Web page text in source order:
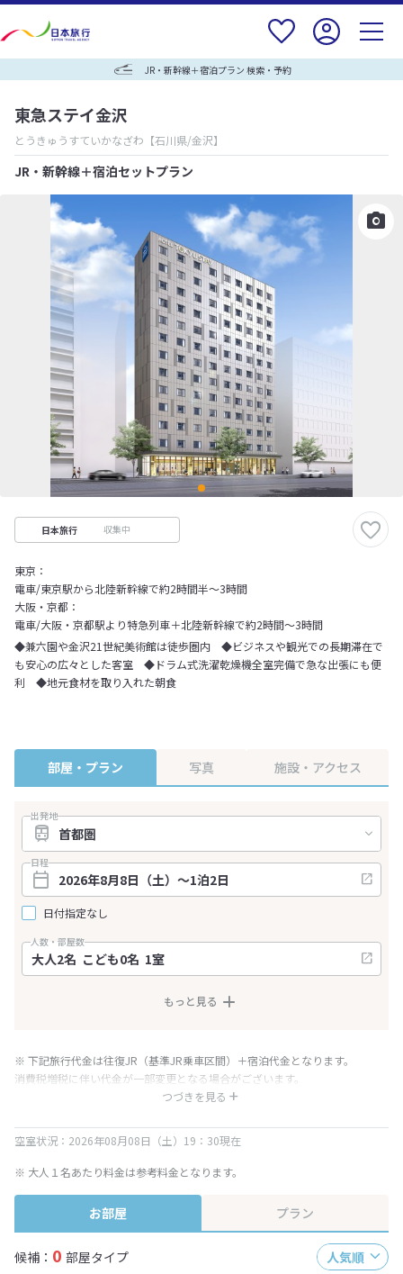
JR・新幹線＋宿泊プラン 検索・予約
東急ステイ金沢
とうきゅうすていかなざわ 【石川県/金沢】
JR・新幹線＋宿泊セットプラン
日本旅行 収集中
東京：
電車/東京駅から北陸新幹線で約2時間半～3時間
大阪・京都：
電車/大阪・京都駅より特急列車＋北陸新幹線で約2時間～3時間
◆兼六園や金沢21世紀美術館は徒歩圏内 ◆ビジネスや観光での長期滞在で
も安心の広々とした客室 ◆ドラム式洗濯乾燥機全室完備で急な出張にも便
利 ◆地元食材を取り入れた朝食
部屋・プラン 写真 施設・アクセス
出発地
日程
日付指定なし
人数・部屋数
もっと見る
つづきを見る
※ 下記旅行代金は往復JR（基準JR乗車区間）＋宿泊代金となります。
消費税増税に伴い代金が一部変更となる場合がございます。
※ 表示されている旅行代金・プラン内容は一定時間ごとに更新されます。最
空室状況：2026年08月08日（土）19：30現在
※ 大人１名あたり料金は参考料金となります。
お部屋 プラン
候補： 0 部屋タイプ
人気順